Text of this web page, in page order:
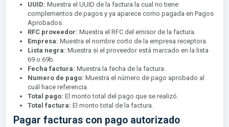
UUID: Muestra el UUID de la factura la cual no tiene
complementos de pagos y ya aparece como pagada en Pagos
Aprobados.
RFC proveedor: Muestra el RFC del emisor de la factura.
Empresa: Muestra el nombre corto de la empresa receptora.
Lista negra: Muestra si el proveedor está marcado en la lista
69 o 69b.
Fecha factura: Muestra la fecha de la factura.
Numero de pago: Muestra el número de pago aprobado al
cuál hace referencia.
Total pago: El monto total del pago que se realizó.
Total factura: El monto total de la factura.
Pagar facturas con pago autorizado